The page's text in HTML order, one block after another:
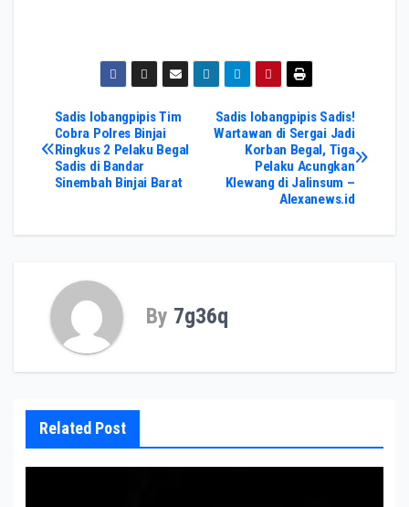
Post
navigation
Sadis lobangpipis Sadis!
Wartawan di Sergai Jadi
Korban Begal, Tiga
Pelaku Acungkan
Klewang di Jalinsum –
Alexanews.id
Sadis lobangpipis Tim
Cobra Polres Binjai
Ringkus 2 Pelaku Begal
Sadis di Bandar
Sinembah Binjai Barat
By 7g36q
Related Post